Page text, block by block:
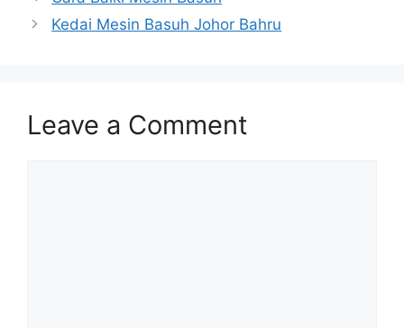
Kedai Mesin Basuh Johor Bahru
Leave a Comment